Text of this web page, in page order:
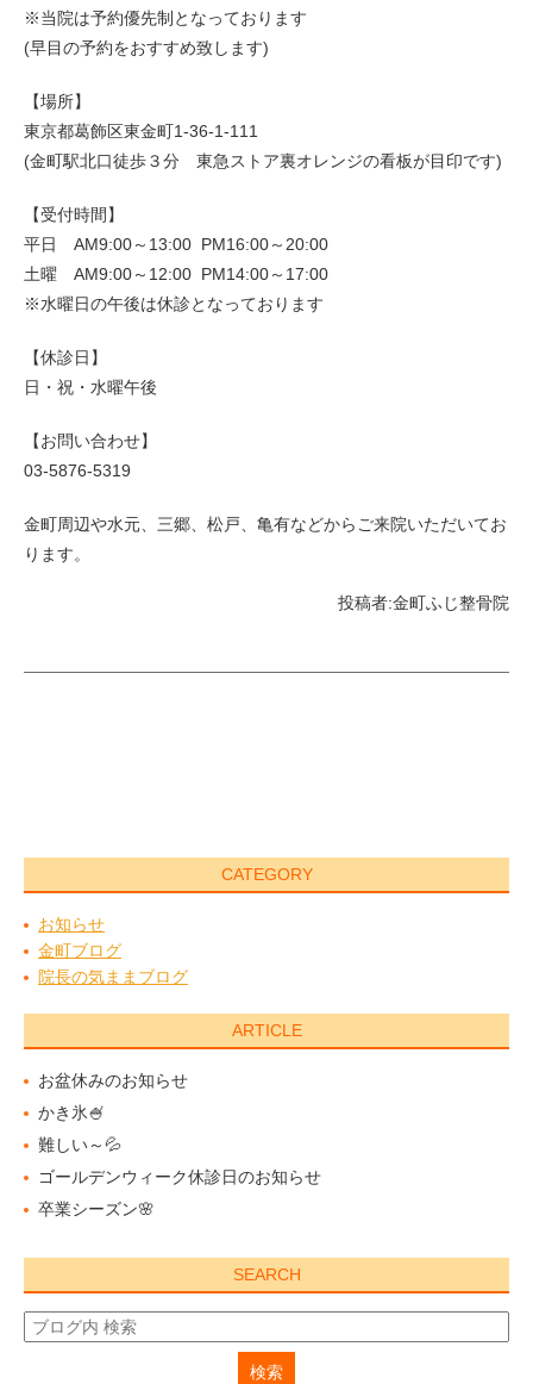
※当院は予約優先制となっております
(早目の予約をおすすめ致します)
【場所】
東京都葛飾区東金町1-36-1-111
(金町駅北口徒歩３分 東急ストア裏オレンジの看板が目印です)
【受付時間】
平日 AM9:00～13:00 PM16:00～20:00
土曜 AM9:00～12:00 PM14:00～17:00
※水曜日の午後は休診となっております
【休診日】
日・祝・水曜午後
【お問い合わせ】
03-5876-5319
金町周辺や水元、三郷、松戸、亀有などからご来院いただいてお
ります。
投稿者:金町ふじ整骨院
CATEGORY
お知らせ
金町ブログ
院長の気ままブログ
ARTICLE
お盆休みのお知らせ
かき氷🍧
難しい～💦
ゴールデンウィーク休診日のお知らせ
卒業シーズン🌸
SEARCH